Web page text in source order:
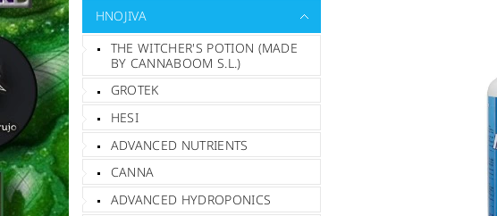
HNOJIVA
THE WITCHER'S POTION (MADE
BY CANNABOOM S.L.)
GROTEK
HESI
ADVANCED NUTRIENTS
CANNA
ADVANCED HYDROPONICS